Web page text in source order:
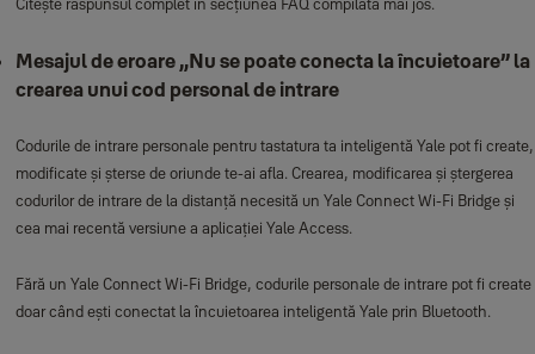
Mesajul de eroare „Nu se poate conecta la încuietoare” la
crearea unui cod personal de intrare
Codurile de intrare personale pentru tastatura ta inteligentă Yale pot fi create,
modificate și șterse de oriunde te-ai afla. Crearea, modificarea și ștergerea
codurilor de intrare de la distanță necesită un Yale Connect Wi-Fi Bridge și
cea mai recentă versiune a aplicației Yale Access.
Fără un Yale Connect Wi-Fi Bridge, codurile personale de intrare pot fi create
doar când ești conectat la încuietoarea inteligentă Yale prin Bluetooth.